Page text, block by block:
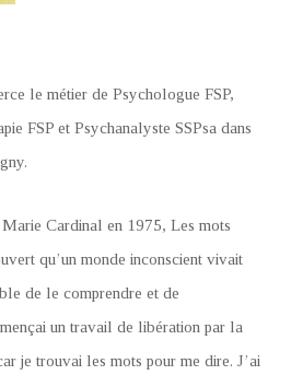
le métier de Psychologue FSP,
FSP et Psychanalyste SSPsa dans
Cardinal en 1975, Les mots
qu’un monde inconscient vivait
de le comprendre et de
un travail de libération par la
je trouvai les mots pour me dire. J’ai